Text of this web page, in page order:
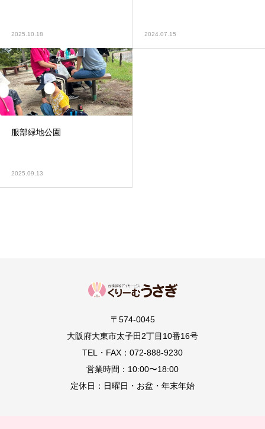
2025.10.18 2024.07.15
服部緑地公園
2025.09.13
〒574-0045
大阪府大東市太子田2丁目10番16号
TEL・FAX：072-888-9230
営業時間：10:00〜18:00
定休日：日曜日・お盆・年末年始